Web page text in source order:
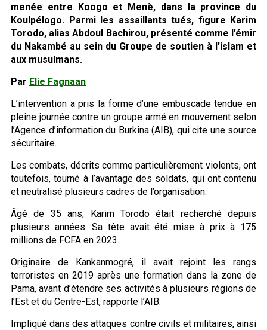
menée entre Koogo et Menè, dans la province du
Koulpélogo. Parmi les assaillants tués, figure Karim
Torodo, alias Abdoul Bachirou, présenté comme l’émir
du Nakambé au sein du Groupe de soutien à l’islam et
aux musulmans.
Par Elie Fagnaan
L’intervention a pris la forme d’une embuscade tendue en
pleine journée contre un groupe armé en mouvement selon
l’Agence d’information du Burkina (AIB), qui cite une source
sécuritaire.
Les combats, décrits comme particulièrement violents, ont
toutefois, tourné à l’avantage des soldats, qui ont contenu
et neutralisé plusieurs cadres de l’organisation.
Âgé de 35 ans, Karim Torodo était recherché depuis
plusieurs années. Sa tête avait été mise à prix à 175
millions de FCFA en 2023.
Originaire de Kankanmogré, il avait rejoint les rangs
terroristes en 2019 après une formation dans la zone de
Pama, avant d’étendre ses activités à plusieurs régions de
l’Est et du Centre-Est, rapporte l’AIB.
Impliqué dans des attaques contre civils et militaires, ainsi